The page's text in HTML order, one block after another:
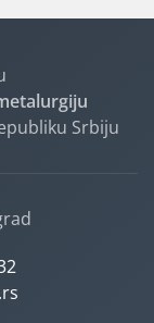
Srbiju